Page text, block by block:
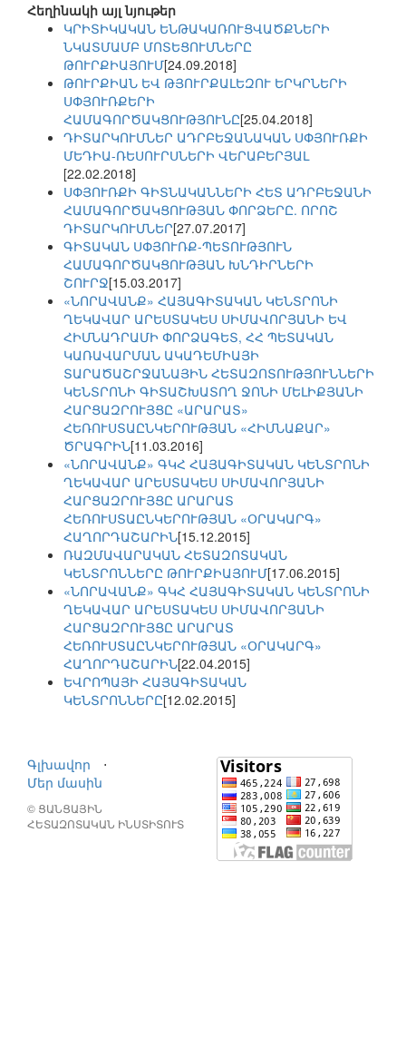
Հեղինակի այլ նյութեր
ԿՐԻՏԻԿԱԿԱՆ ԵՆԹԱԿԱՌՈՒՑՎԱԾՔՆԵՐԻ
ՆԿԱՏՄԱՄԲ ՄՈՏԵՑՈՒՄՆԵՐԸ
ԹՈՒՐՔԻԱՅՈՒՄ[24.09.2018]
ԹՈՒՐՔԻԱՆ ԵՎ ԹՅՈՒՐՔԱԼԵԶՈՒ ԵՐԿՐՆԵՐԻ
ՍՓՅՈՒՌՔԵՐԻ
ՀԱՄԱԳՈՐԾԱԿՑՈՒԹՅՈՒՆԸ[25.04.2018]
ԴԻՏԱՐԿՈՒՄՆԵՐ ԱԴՐԲԵՋԱՆԱԿԱՆ ՍՓՅՈՒՌՔԻ
ՄԵԴԻԱ-ՌԵՍՈՒՐՍՆԵՐԻ ՎԵՐԱԲԵՐՅԱԼ
[22.02.2018]
ՍՓՅՈՒՌՔԻ ԳԻՏՆԱԿԱՆՆԵՐԻ ՀԵՏ ԱԴՐԲԵՋԱՆԻ
ՀԱՄԱԳՈՐԾԱԿՑՈՒԹՅԱՆ ՓՈՐՁԵՐԸ. ՈՐՈՇ
ԴԻՏԱՐԿՈՒՄՆԵՐ[27.07.2017]
ԳԻՏԱԿԱՆ ՍՓՅՈՒՌՔ-ՊԵՏՈՒԹՅՈՒՆ
ՀԱՄԱԳՈՐԾԱԿՑՈՒԹՅԱՆ ԽՆԴԻՐՆԵՐԻ
ՇՈՒՐՋ[15.03.2017]
«ՆՈՐԱՎԱՆՔ» ՀԱՅԱԳԻՏԱԿԱՆ ԿԵՆՏՐՈՆԻ
ՂԵԿԱՎԱՐ ԱՐԵՍՏԱԿԵՍ ՍԻՄԱՎՈՐՅԱՆԻ ԵՎ
ՀԻՄՆԱԴՐԱՄԻ ՓՈՐՁԱԳԵՏ, ՀՀ ՊԵՏԱԿԱՆ
ԿԱՌԱՎԱՐՄԱՆ ԱԿԱԴԵՄԻԱՅԻ
ՏԱՐԱԾԱՇՐՋԱՆԱՅԻՆ ՀԵՏԱԶՈՏՈՒԹՅՈՒՆՆԵՐԻ
ԿԵՆՏՐՈՆԻ ԳԻՏԱՇԽԱՏՈՂ ՋՈՆԻ ՄԵԼԻՔՅԱՆԻ
ՀԱՐՑԱԶՐՈՒՅՑԸ «ԱՐԱՐԱՏ»
ՀԵՌՈՒՍՏԱԸՆԿԵՐՈՒԹՅԱՆ «ՀԻՄՆԱՔԱՐ»
ԾՐԱԳՐԻՆ[11.03.2016]
«ՆՈՐԱՎԱՆՔ» ԳԿՀ ՀԱՅԱԳԻՏԱԿԱՆ ԿԵՆՏՐՈՆԻ
ՂԵԿԱՎԱՐ ԱՐԵՍՏԱԿԵՍ ՍԻՄԱՎՈՐՅԱՆԻ
ՀԱՐՑԱԶՐՈՒՅՑԸ ԱՐԱՐԱՏ
ՀԵՌՈՒՍՏԱԸՆԿԵՐՈՒԹՅԱՆ «ՕՐԱԿԱՐԳ»
ՀԱՂՈՐԴԱՇԱՐԻՆ[15.12.2015]
ՌԱԶՄԱՎԱՐԱԿԱՆ ՀԵՏԱԶՈՏԱԿԱՆ
ԿԵՆՏՐՈՆՆԵՐԸ ԹՈՒՐՔԻԱՅՈՒՄ[17.06.2015]
«ՆՈՐԱՎԱՆՔ» ԳԿՀ ՀԱՅԱԳԻՏԱԿԱՆ ԿԵՆՏՐՈՆԻ
ՂԵԿԱՎԱՐ ԱՐԵՍՏԱԿԵՍ ՍԻՄԱՎՈՐՅԱՆԻ
ՀԱՐՑԱԶՐՈՒՅՑԸ ԱՐԱՐԱՏ
ՀԵՌՈՒՍՏԱԸՆԿԵՐՈՒԹՅԱՆ «ՕՐԱԿԱՐԳ»
ՀԱՂՈՐԴԱՇԱՐԻՆ[22.04.2015]
ԵՎՐՈՊԱՅԻ ՀԱՅԱԳԻՏԱԿԱՆ
ԿԵՆՏՐՈՆՆԵՐԸ[12.02.2015]
Գլխավոր
⋅
Մեր մասին
© ՑԱՆՑԱՅԻՆ
ՀԵՏԱԶՈՏԱԿԱՆ ԻՆՍՏԻՏՈՒՏ